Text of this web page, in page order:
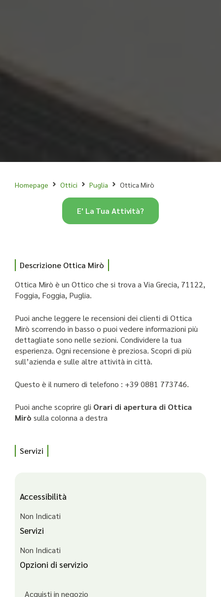
Homepage Ottici Puglia Ottica Mirò
Descrizione Ottica Mirò
Ottica Mirò è un Ottico che si trova a Via Grecia, 71122,
Foggia, Foggia, Puglia.
Puoi anche leggere le recensioni dei clienti di Ottica
Mirò scorrendo in basso o puoi vedere informazioni più
dettagliate sono nelle sezioni. Condividere la tua
esperienza. Ogni recensione è preziosa. Scopri di più
sull’azienda e sulle altre attività in città.
Questo è il numero di telefono : +39 0881 773746.
Puoi anche scoprire gli Orari di apertura di Ottica
Mirò sulla colonna a destra
Servizi
Accessibilità
Non Indicati
Servizi
Non Indicati
Opzioni di servizio
Acquisti in negozio
E' La Tua Attività?